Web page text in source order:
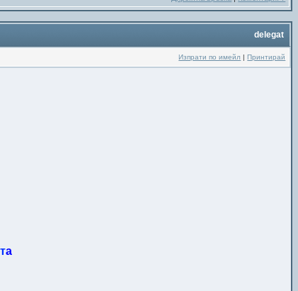
delegat
Изпрати по имейл |Принтирай
та